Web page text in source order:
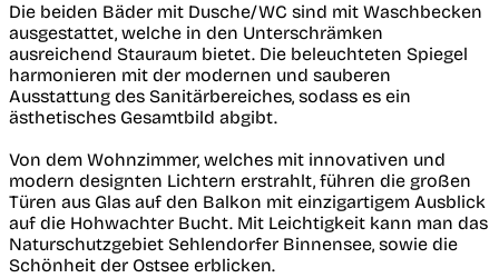
Die beiden Bäder mit Dusche/WC sind mit Waschbecken
ausgestattet, welche in den Unterschrämken
ausreichend Stauraum bietet. Die beleuchteten Spiegel
harmonieren mit der modernen und sauberen
Ausstattung des Sanitärbereiches, sodass es ein
ästhetisches Gesamtbild abgibt.
Von dem Wohnzimmer, welches mit innovativen und
modern designten Lichtern erstrahlt, führen die großen
Türen aus Glas auf den Balkon mit einzigartigem Ausblick
auf die Hohwachter Bucht. Mit Leichtigkeit kann man das
Naturschutzgebiet Sehlendorfer Binnensee, sowie die
Schönheit der Ostsee erblicken.